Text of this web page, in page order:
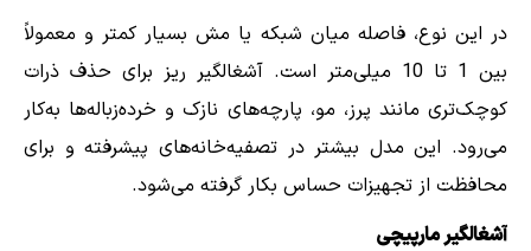
در این نوع، فاصله میان شبکه یا مش بسیار کمتر و معمولاً
بین 1 تا 10 میلی‌متر است. آشغالگیر ریز برای حذف ذرات
کوچک‌تری مانند پرز، مو، پارچه‌های نازک و خرده‌زباله‌ها به‌کار
می‌رود. این مدل بیشتر در تصفیه‌خانه‌های پیشرفته و برای
محافظت از تجهیزات حساس بکار گرفته می‌شود.
آشغالگیر مارپیچی